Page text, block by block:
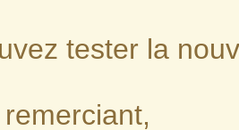
tester la